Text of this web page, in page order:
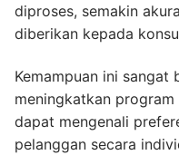
diproses, semakin
diberikan kepada
Kemampuan ini sangat
meningkatkan
dapat mengenali
pelanggan secara